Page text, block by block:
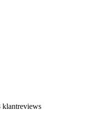
klantreviews